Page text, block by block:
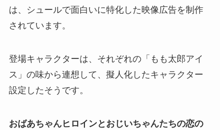
は、シュールで面白いに特化した映像広告を制作
されています。
登場キャラクターは、それぞれの「もも太郎アイ
ス」の味から連想して、擬人化したキャラクター
設定したそうです。
おばあちゃんヒロインとおじいちゃんたちの恋の